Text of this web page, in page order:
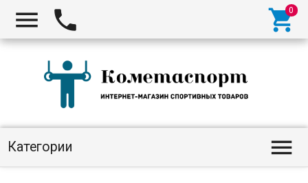
  
Категории 